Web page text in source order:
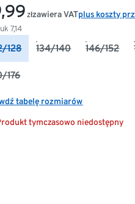
zł
7,14
zawiera VATplus koszty
128 134/140 146/152
176
tabelę rozmiarów
tymczasowo niedostępny